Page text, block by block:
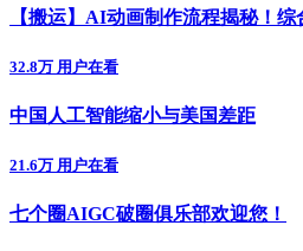
【搬运】AI动画制作流程揭秘！
32.8万 用户在看
中国人工智能缩小与美国差距
21.6万 用户在看
七个圈AIGC破圈俱乐部欢迎您！